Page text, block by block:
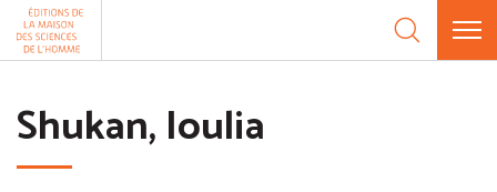
Aller au contenu
Shukan, Ioulia
Panneau de gestion des cookies